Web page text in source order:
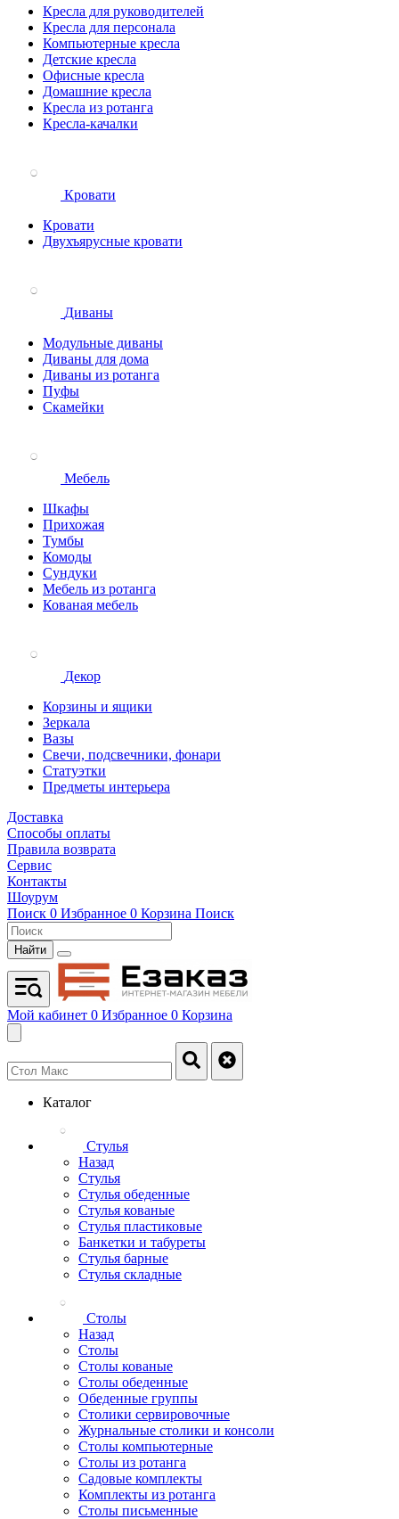
Кресла для руководителей
Кресла для персонала
Компьютерные кресла
Детские кресла
Офисные кресла
Домашние кресла
Кресла из ротанга
Кресла-качалки
Кровати
Кровати
Двухъярусные кровати
Диваны
Модульные диваны
Диваны для дома
Диваны из ротанга
Пуфы
Скамейки
Мебель
Шкафы
Прихожая
Тумбы
Комоды
Сундуки
Мебель из ротанга
Кованая мебель
Декор
Корзины и ящики
Зеркала
Вазы
Свечи, подсвечники, фонари
Статуэтки
Предметы интерьера
Доставка
Способы оплаты
Правила возврата
Сервис
Контакты
Шоурум
Поиск 0 Избранное 0 Корзина Поиск
Найти
Мой кабинет 0 Избранное 0 Корзина
Каталог
Стулья
Назад
Стулья
Стулья обеденные
Стулья кованые
Стулья пластиковые
Банкетки и табуреты
Стулья барные
Стулья складные
Столы
Назад
Столы
Столы кованые
Столы обеденные
Обеденные группы
Столики сервировочные
Журнальные столики и консоли
Столы компьютерные
Столы из ротанга
Садовые комплекты
Комплекты из ротанга
Столы письменные